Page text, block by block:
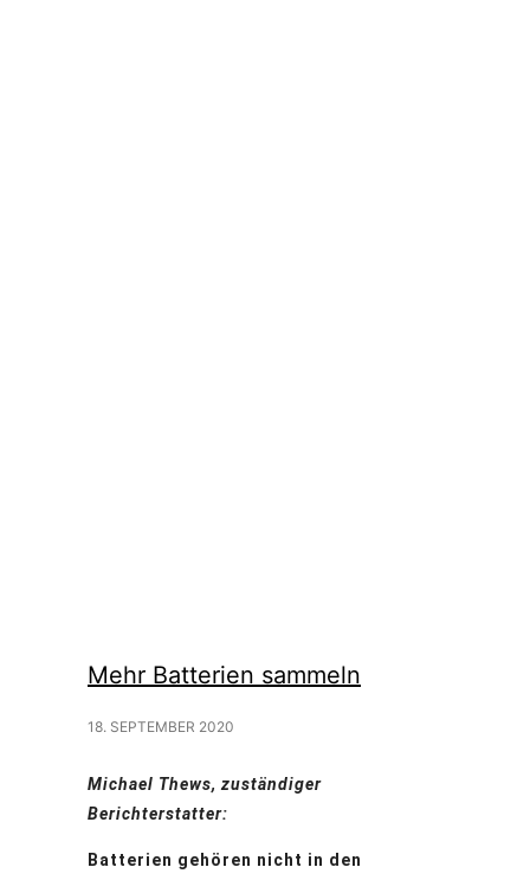
Mehr Batterien sammeln
18. SEPTEMBER 2020
Michael Thews, zuständiger
Berichterstatter:
Batterien gehören nicht in den